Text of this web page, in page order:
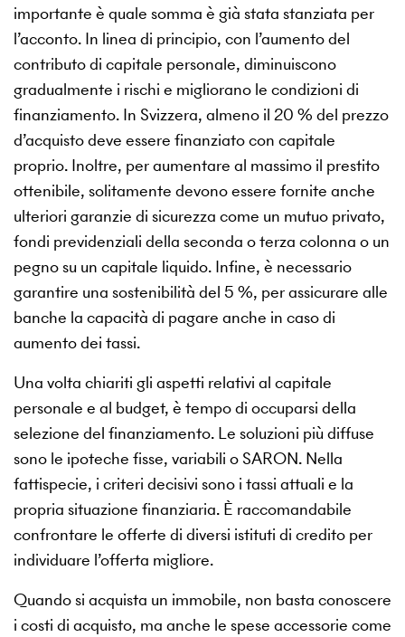
importante è quale somma è già stata stanziata per
l’acconto. In linea di principio, con l’aumento del
contributo di capitale personale, diminuiscono
gradualmente i rischi e migliorano le condizioni di
finanziamento. In Svizzera, almeno il 20 % del prezzo
d’acquisto deve essere finanziato con capitale
proprio. Inoltre, per aumentare al massimo il prestito
ottenibile, solitamente devono essere fornite anche
ulteriori garanzie di sicurezza come un mutuo privato,
fondi previdenziali della seconda o terza colonna o un
pegno su un capitale liquido. Infine, è necessario
garantire una sostenibilità del 5 %, per assicurare alle
banche la capacità di pagare anche in caso di
aumento dei tassi.
Una volta chiariti gli aspetti relativi al capitale
personale e al budget, è tempo di occuparsi della
selezione del finanziamento. Le soluzioni più diffuse
sono le ipoteche fisse, variabili o SARON. Nella
fattispecie, i criteri decisivi sono i tassi attuali e la
propria situazione finanziaria. È raccomandabile
confrontare le offerte di diversi istituti di credito per
individuare l’offerta migliore.
Quando si acquista un immobile, non basta conoscere
i costi di acquisto, ma anche le spese accessorie come